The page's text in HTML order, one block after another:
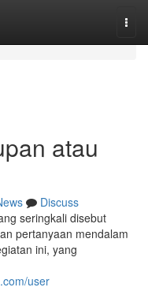
atau
Discuss
seringkali disebut
pertanyaan mendalam
ini, yang
user